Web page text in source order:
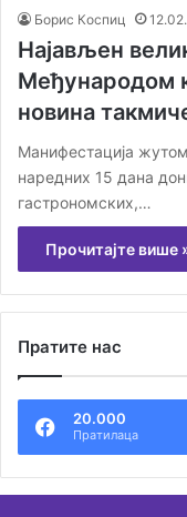
Борис Коспиц
Најављен
Међународом
новина
Манифестација
наредних 15 дана
гастрономских,…
Прочитајте више
Пратите нас
20.000
Пратилаца